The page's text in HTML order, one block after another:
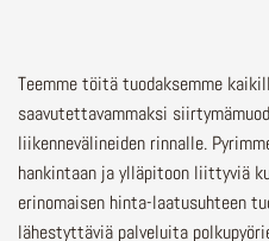
Teemme töitä tuodaksemme
saavutettavammaksi
liikennevälineiden rinnalle.
hankintaan ja ylläpitoon liittyviä
erinomaisen hinta-laatusuhteen
lähestyttäviä palveluita